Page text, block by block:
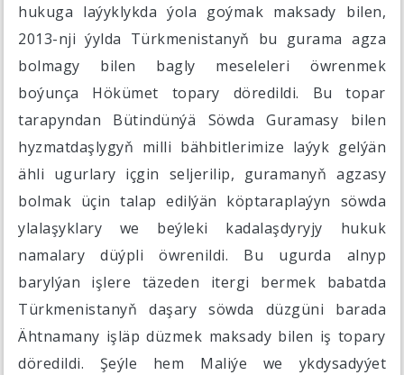
hukuga laýyklykda ýola goýmak maksady bilen,
2013-nji ýylda Türkmenistanyň bu gurama agza
bolmagy bilen bagly meseleleri öwrenmek
boýunça Hökümet topary döredildi. Bu topar
tarapyndan Bütindünýä Söwda Guramasy bilen
hyzmatdaşlygyň milli bähbitlerimize laýyk gelýän
ähli ugurlary içgin seljerilip, guramanyň agzasy
bolmak üçin talap edilýän köptaraplaýyn söwda
ylalaşyklary we beýleki kadalaşdyryjy hukuk
namalary düýpli öwrenildi. Bu ugurda alnyp
barylýan işlere täzeden itergi bermek babatda
Türkmenistanyň daşary söwda düzgüni barada
Ähtnamany işläp düzmek maksady bilen iş topary
döredildi. Şeýle hem Maliýe we ykdysadyýet